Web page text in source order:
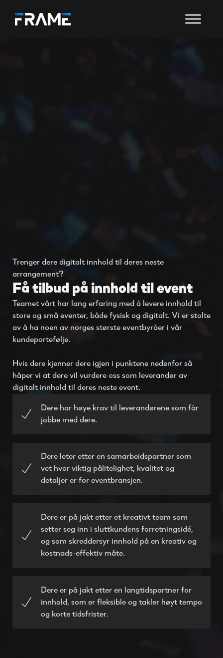
Trenger dere digitalt innhold til deres neste
arrangement?
Få tilbud på innhold til event
Teamet vårt har lang erfaring med å levere innhold til
store og små eventer, både fysisk og digitalt. Vi er stolte
av å ha noen av norges største eventbyråer i vår
kundeportefølje.
Hvis dere kjenner dere igjen i punktene nedenfor så
håper vi at dere vil vurdere oss som leverandør av
digitalt innhold til deres neste event.
Dere har høye krav til leverandørene som får
jobbe med dere.
Dere leter etter en samarbeidspartner som
vet hvor viktig pålitelighet, kvalitet og
detaljer er for eventbransjen.
Dere er på jakt etter et kreativt team som
setter seg inn i sluttkundens forretningsidé,
og som skreddersyr innhold på en kreativ og
kostnads-effektiv måte.
Dere er på jakt etter en langtidspartner for
innhold, som er fleksible og takler høyt tempo
og korte tidsfrister.